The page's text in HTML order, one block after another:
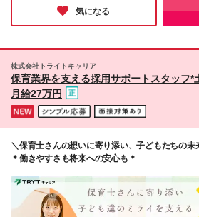
ぞれ魅力的な仕事内容のため、
ぜひご応募ください！
気になる
株式会社トライトキャリア
保育業界を支える採用サポートスタッフ*
月給27万円
＼保育士さんの想いに寄り添い、子どもたちの未
＊働きやすさも将来への安心も＊